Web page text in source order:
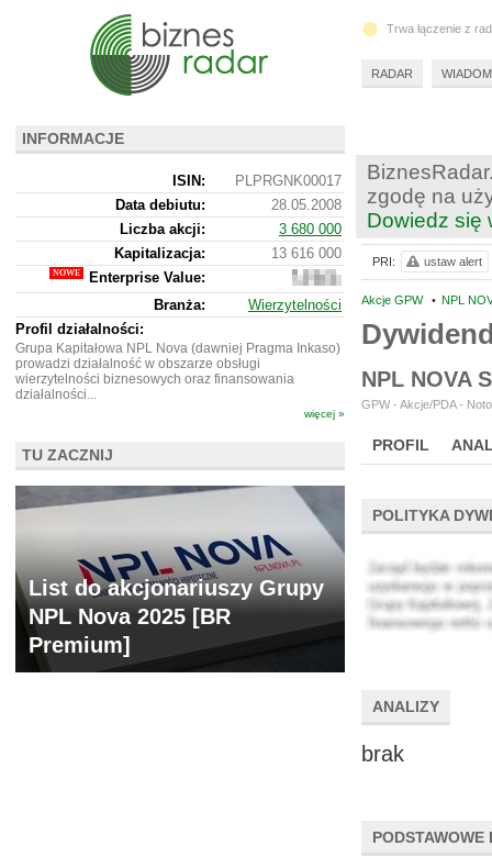
zgodę na
Dowiedz się
Akcje GPW • NPL
NPL NOVA
GPW - Akcje/PDA -
PROFIL
POLITYKA
ANALIZY
brak
PODSTAWOWE
PRI: ustaw alert
INFORMACJE
ISIN:
PLPRGNK00017
Data debiutu:
28.05.2008
Liczba akcji:
3 680 000
Kapitalizacja:
13 616 000
Enterprise Value:
14
631
000
Branża:
Wierzytelności
Profil działalności:
Grupa Kapitałowa NPL Nova (dawniej Pragma Inkaso)
prowadzi działalność w obszarze obsługi
wierzytelności biznesowych oraz finansowania
działalności...
więcej »
TU ZACZNIJ
List do akcjonariuszy Grupy
NPL Nova 2025 [BR
Premium]
Trwa łączenie z
RADAR